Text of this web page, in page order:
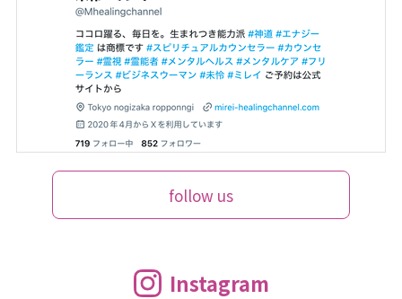
follow us
Instagram